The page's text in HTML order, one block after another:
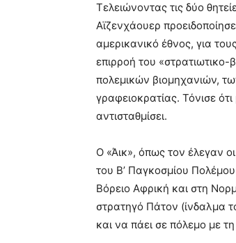
Τελειώνοντας τις δύο
Αϊζενχάουερ
αμερικανικό έθνος, για
επιρροή του
πολεμικών βιομηχανιών,
γραφειοκρατίας. Τόνισε
αντισταθμίσει.
Ο «Άικ», όπως τον έλεγαν
του Β’ Παγκοσμίου
Βόρειο Αφρική και στη
στρατηγό Πάτον (ίνδαλμα
και να πάει σε πόλεμο με